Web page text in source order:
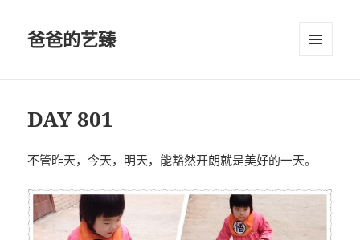
爸爸的艺臻
DAY 801
不管昨天，今天，明天，能豁然开朗就是美好的一天。